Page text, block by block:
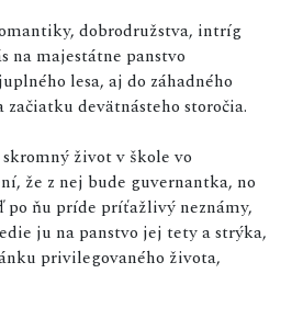
dobrodružstva, intríg
na majestátne panstvo
lesa, aj do záhadného
devätnásteho storočia.
život v škole vo
že z nej bude guvernantka, no
po ňu príde príťažlivý neznámy,
ju na panstvo jej tety a strýka,
privilegovaného života,